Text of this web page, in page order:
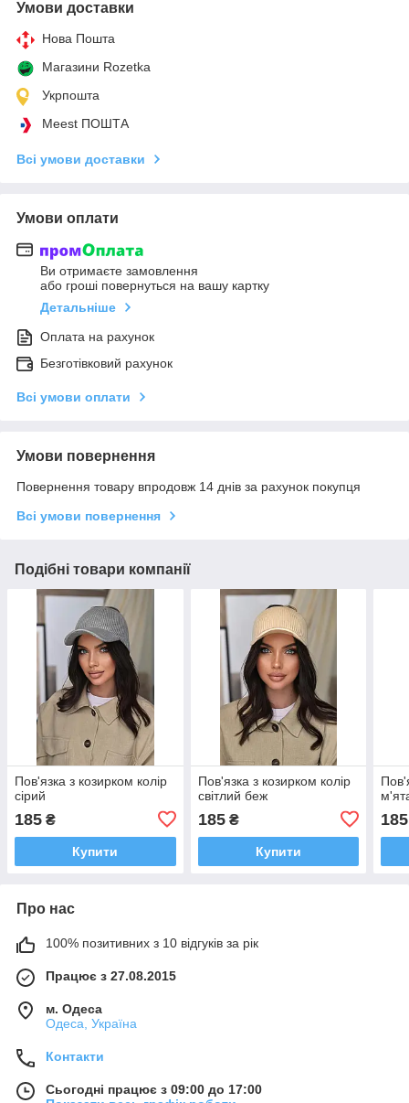
Умови доставки
Нова Пошта
Магазини Rozetka
Укрпошта
Meest ПОШТА
Всі умови доставки
Умови оплати
Ви отримаєте замовлення
або гроші повернуться на вашу картку
Детальніше
Оплата на рахунок
Безготівковий рахунок
Всі умови оплати
Умови повернення
Повернення товару впродовж 14 днів за рахунок покупця
Всі умови повернення
Подібні товари компанії
Пов'язка з козирком колір
сірий
185 ₴
Купити
Пов'язка з козирком колір
світлий беж
185₴
Купити
185
Про нас
100% позитивних з 10 відгуків за рік
Працює з 27.08.2015
м. Одеса
Одеса, Україна
Контакти
Сьогодні працює з 09:00 до 17:00